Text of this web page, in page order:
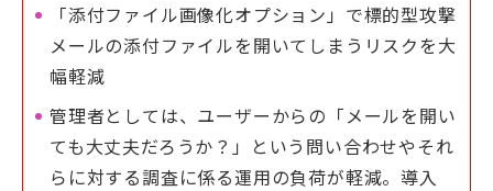
「添付ファイル画像化オプション」で標的型攻撃
メールの添付ファイルを開いてしまうリスクを大
幅軽減
管理者としては、ユーザーからの「メールを開い
ても大丈夫だろうか？」という問い合わせやそれ
らに対する調査に係る運用の負荷が軽減。導入